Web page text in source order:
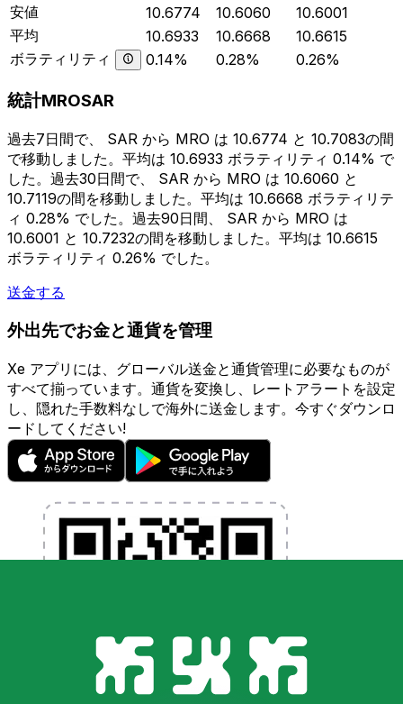
安値
10.6774 10.6060
10.6001
平均
10.6933 10.6668
10.6615
ボラティリティ
0.14% 0.28% 0.26%
統計MROSAR
過去7日間で、 SAR から MRO は 10.6774 と 10.7083の間
で移動しました。平均は 10.6933 ボラティリティ 0.14% で
した。過去30日間で、 SAR から MRO は 10.6060 と
10.7119の間を移動しました。平均は 10.6668 ボラティリテ
ィ 0.28% でした。過去90日間、 SAR から MRO は
10.6001 と 10.7232の間を移動しました。平均は 10.6615
ボラティリティ 0.26% でした。
送金する
外出先でお金と通貨を管理
Xe アプリには、グローバル送金と通貨管理に必要なものが
すべて揃っています。通貨を変換し、レートアラートを設定
し、隠れた手数料なしで海外に送金します。今すぐダウンロ
ードしてください!